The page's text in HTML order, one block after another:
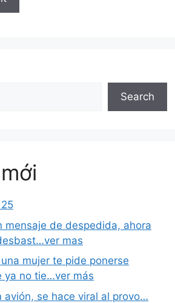
Search
mensaje de despedida, ahora
mas
mujer te pide ponerse
ya no tie…ver más
avión, se hace viral al provo…